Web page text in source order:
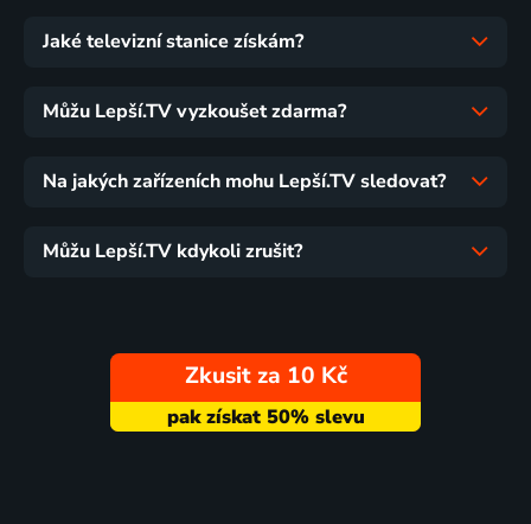
Jaké televizní stanice získám?
Můžu Lepší.TV vyzkoušet zdarma?
Na jakých zařízeních mohu Lepší.TV sledovat?
Můžu Lepší.TV kdykoli zrušit?
Zkusit za 10 Kč